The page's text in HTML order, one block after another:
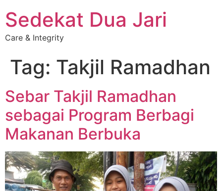
Sedekat Dua Jari
Care & Integrity
Tag: Takjil Ramadhan
Sebar Takjil Ramadhan
sebagai Program Berbagi
Makanan Berbuka